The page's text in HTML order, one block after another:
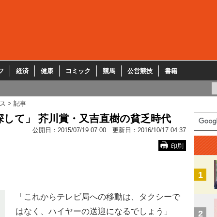
経済 健康 コミック 競馬 公営競技 書籍
記事
て」 芥川賞・又吉直樹の貧乏時代
公開日： 2015/07/19 07:00 更新日： 2016/10/17 04:37
印刷
「これからテレビ局への移動は、タクシーで
はなく、ハイヤーの送迎になるでしょう」
1
2